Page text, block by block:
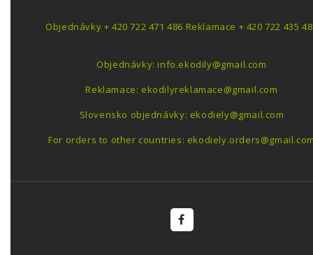
Objednávky + 420 722 471 486 Reklamace + 420 722 435
Objednávky: info.ekodily@gmail.com
Reklamace: ekodilyreklamace@gmail.com
Slovensko objednávky: ekodiely@gmail.com
For orders to other countries: